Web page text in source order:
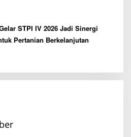
STPI IV 2026 Jadi Sinergi
Pertanian Berkelanjutan